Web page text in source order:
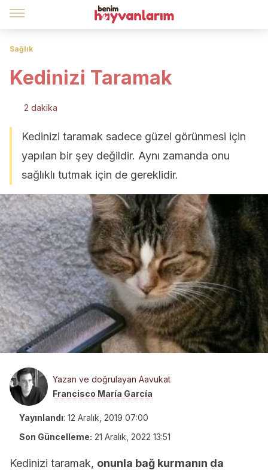
Sağlık
Kedinizi Taramak
2 dakika
Kedinizi taramak sadece güzel görünmesi için
yapılan bir şey değildir. Aynı zamanda onu
sağlıklı tutmak için de gereklidir.
Yazan ve doğrulayan Aavukat
Francisco María García
Yayınlandı: 12 Aralık, 2019 07:00
Son Güncelleme: 21 Aralık, 2022 13:51
Kedinizi taramak, onunla bağ kurmanın da